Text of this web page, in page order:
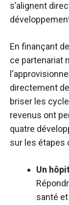
s’alignent
En finançant
ce partenariat
directement
briser les
revenus ont
quatre
sur les étapes
Un
santé